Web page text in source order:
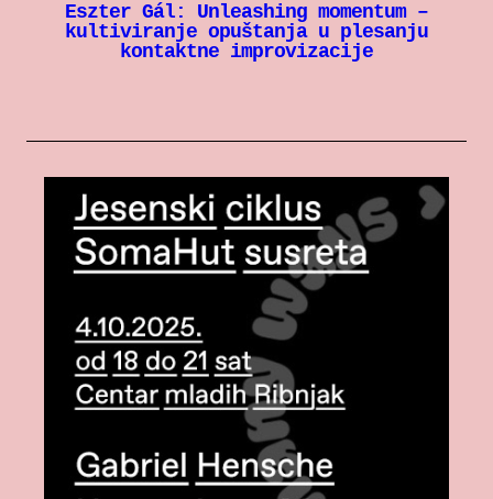
Eszter Gál: Unleashing momentum –
kultiviranje opuštanja u plesanju
kontaktne improvizacije